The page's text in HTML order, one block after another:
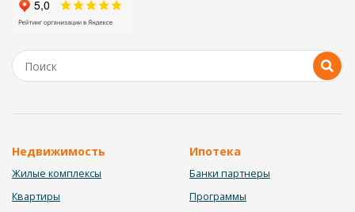
Недвижимость
Жилые комплексы
Квартиры
Ипотека
Банки партнеры
Программы